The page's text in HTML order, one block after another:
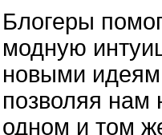
Блогеры
модную
новыми
позволяя нам
одном и том